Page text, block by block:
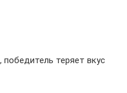
победитель теряет вкус